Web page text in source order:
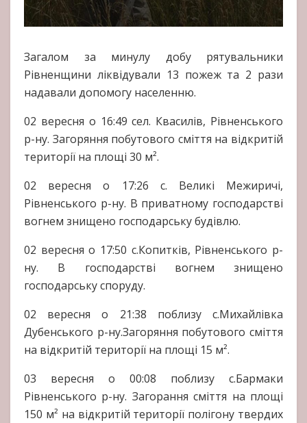
Загалом за минулу добу рятувальники
Рівненщини ліквідували 13 пожеж та 2 рази
надавали допомогу населенню.
02 вересня о 16:49 сел. Квасилів, Рівненського
р-ну. Загоряння побутового сміття на відкритій
території на площі 30 м².
02 вересня о 17:26 с. Великі Межиричі,
Рівненського р-ну. В приватному господарстві
вогнем знищено господарську будівлю.
02 вересня о 17:50 с.Копитків, Рівненського р-
ну. В господарстві вогнем знищено
господарську споруду.
02 вересня о 21:38 поблизу с.Михайлівка
Дубенського р-ну.Загоряння побутового сміття
на відкритій території на площі 15 м².
03 вересня о 00:08 поблизу с.Бармаки
Рівненського р-ну. Загорання сміття на площі
150 м² на відкритій території полігону твердих